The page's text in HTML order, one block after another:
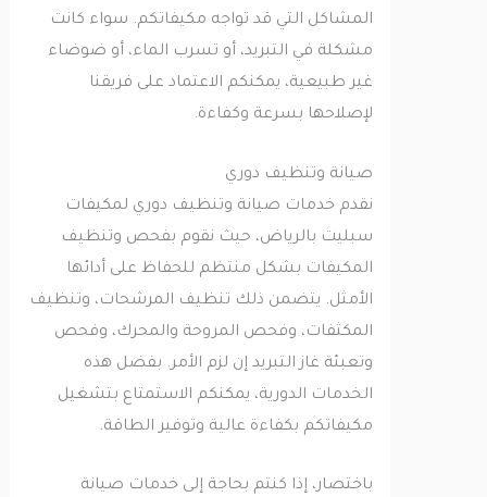
المشاكل التي قد تواجه مكيفاتكم. سواء كانت
مشكلة في التبريد، أو تسرب الماء، أو ضوضاء
غير طبيعية، يمكنكم الاعتماد على فريقنا
لإصلاحها بسرعة وكفاءة.
صيانة وتنظيف دوري
نقدم خدمات صيانة وتنظيف دوري لمكيفات
سبليت بالرياض، حيث نقوم بفحص وتنظيف
المكيفات بشكل منتظم للحفاظ على أدائها
الأمثل. يتضمن ذلك تنظيف المرشحات، وتنظيف
المكثفات، وفحص المروحة والمحرك، وفحص
وتعبئة غاز التبريد إن لزم الأمر. بفضل هذه
الخدمات الدورية، يمكنكم الاستمتاع بتشغيل
مكيفاتكم بكفاءة عالية وتوفير الطاقة.
باختصار، إذا كنتم بحاجة إلى خدمات صيانة